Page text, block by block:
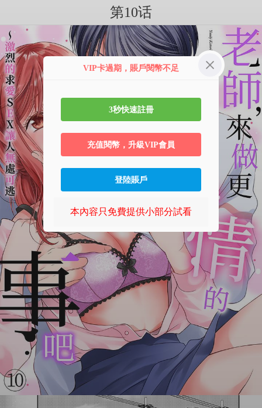
第10话
VIP卡過期，賬戶閱幣不足
3秒快速註冊
充值閱幣，升級VIP會員
登陸賬戶
本內容只免費提供小部分試看